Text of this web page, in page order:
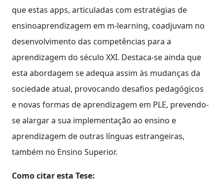
que estas apps, articuladas com estratégias de
ensinoaprendizagem em m-learning, coadjuvam no
desenvolvimento das competências para a
aprendizagem do século XXI. Destaca-se ainda que
esta abordagem se adequa assim às mudanças da
sociedade atual, provocando desafios pedagógicos
e novas formas de aprendizagem em PLE, prevendo-
se alargar a sua implementação ao ensino e
aprendizagem de outras línguas estrangeiras,
também no Ensino Superior.
Como citar esta Tese: